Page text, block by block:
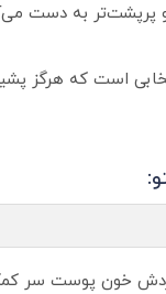
به دست
است که هرگز
گردش خون پوست